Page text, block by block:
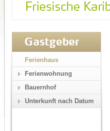
Gastgeber
Ferienhaus
Ferienwohnung
Bauernhof
Unterkunft nach Datum